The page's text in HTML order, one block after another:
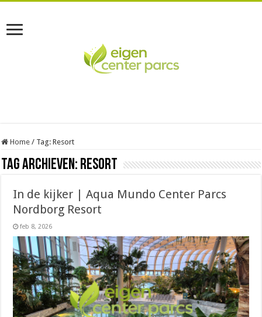
Home / Tag:Resort
Tag Archieven: Resort
In de kijker | Aqua Mundo Center Parcs
Nordborg Resort
feb 8, 2026